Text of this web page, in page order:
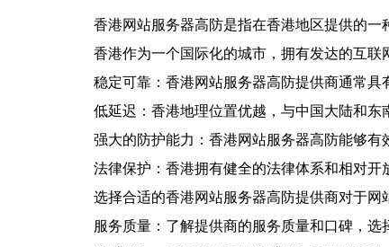
香港网站服务器高防是指在香港地区提供的一
香港作为一个国际化的城市，拥有发达的互
稳定可靠：香港网站服务器高防提供商通常具
低延迟：香港地理位置优越，与中国大陆和东
强大的防护能力：香港网站服务器高防能够
法律保护：香港拥有健全的法律体系和相对开
选择合适的香港网站服务器高防提供商对于网
服务质量：了解提供商的服务质量和口碑，选